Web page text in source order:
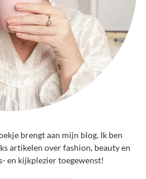
brengt aan mijn blog. Ik ben
artikelen over fashion, beauty en
en kijkplezier toegewenst!